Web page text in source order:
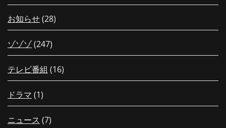
お知らせ(28)
ゾゾゾ(247)
テレビ番組 (16)
ドラマ (1)
ニュース (7)